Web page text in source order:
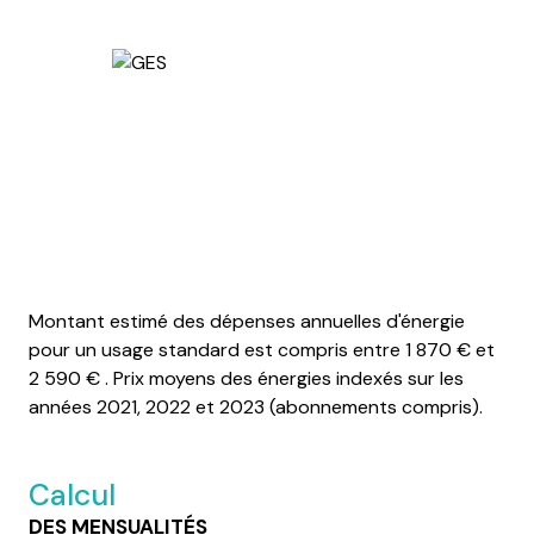
Montant estimé des dépenses annuelles d'énergie
pour un usage standard est compris entre 1 870 € et
2 590 € . Prix moyens des énergies indexés sur les
années 2021, 2022 et 2023 (abonnements compris).
Calcul
DES MENSUALITÉS